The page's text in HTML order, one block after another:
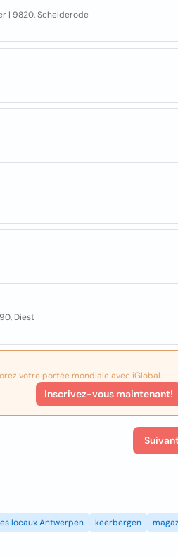
| 9820, Schelderode
Diest
votre portée mondiale avec iGlobal.
Inscrivez-vous maintenant!
locaux Antwerpen keerbergen